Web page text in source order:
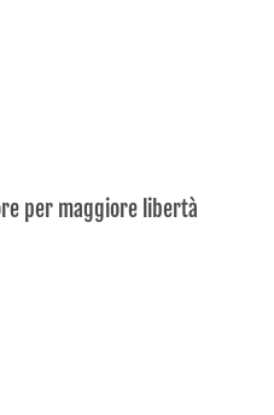
per maggiore libertà